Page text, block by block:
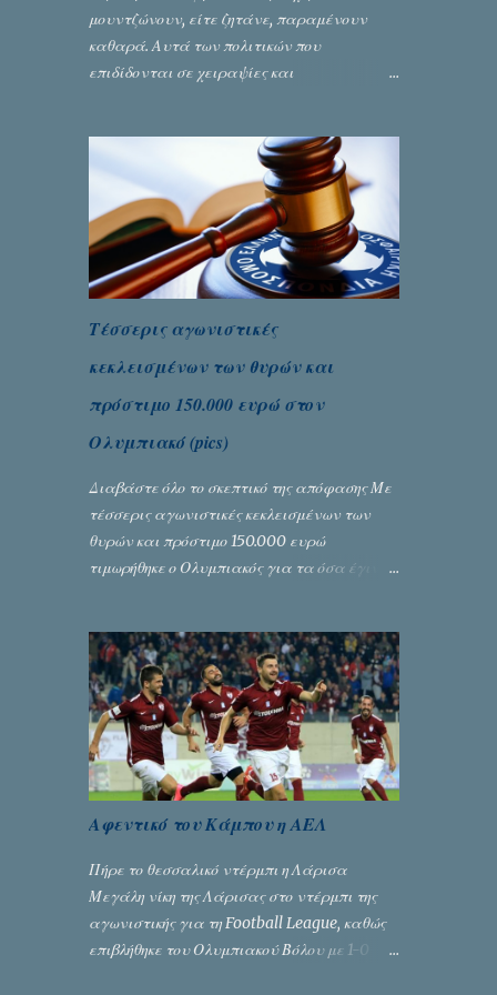
μουντζώνουν, είτε ζητάνε, παραμένουν
καθαρά. Αυτά των πολιτικών που
επιδίδονται σε χειραψίες και
Σταύρος Αλευρογιάννης
Τέσσερις αγωνιστικές
κεκλεισμένων των θυρών και
πρόστιμο 150.000 ευρώ στον
Ολυμπιακό (pics)
Διαβάστε όλο το σκεπτικό της απόφασης Με
τέσσερις αγωνιστικές κεκλεισμένων των
θυρών και πρόστιμο 150.000 ευρώ
τιμωρήθηκε ο Ολυμπιακός για τα όσα έγιναν
εξάντλησε την αυστηρότητά της,
περισσότερο λόγω του ντόρου που
δημιούργησαν τα ελεγχόμενα ΜΜΕ, αλλά
σε κάθε περίπτωση δεν επέβαλε ποινή
αφαίρεσης βαθμών, όπως απαιτούσαν,
αφού κάτι τέτοιο δεν ήταν εφικτό, σύμφωνα
με τα στοιχεία...
Αφεντικό του Κάμπου η ΑΕΛ
Πήρε το θεσσαλικό ντέρμπι η Λάρισα
Μεγάλη νίκη της Λάρισας στο ντέρμπι της
αγωνιστικής για τη Football League, καθώς
επιβλήθηκε του Ολυμπιακού Βόλου με 1-0